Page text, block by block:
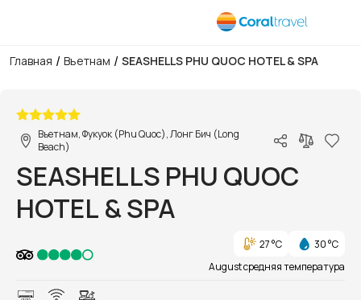
Главная / Вьетнам / SEASHELLS PHU QUOC HOTEL & SPA
Вьетнам, Фукуок (Phu Quoc), Лонг Бич (Long
Beach)
SEASHELLS PHU QUOC
HOTEL & SPA
27 °C
30 °C
August средняя температура